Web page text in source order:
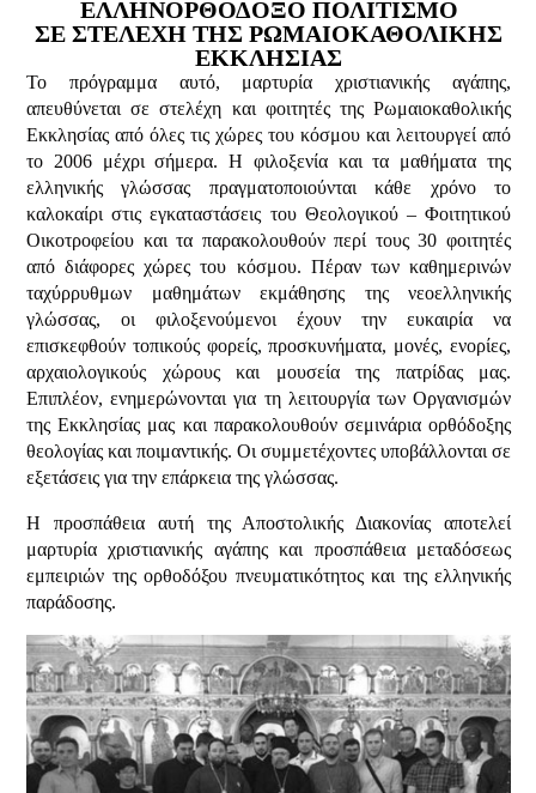
ΕΛΛΗΝΟΡΘΟΔΟΞΟ ΠΟΛΙΤΙΣΜΟ
ΣΕ ΣΤΕΛΕΧΗ ΤΗΣ ΡΩΜΑΙΟΚΑΘΟΛΙΚΗΣ
ΕΚΚΛΗΣΙΑΣ
Το πρόγραμμα αυτό, μαρτυρία χριστιανικής αγάπης,
απευθύνεται σε στελέχη και φοιτητές της Ρωμαιοκαθολικής
Εκκλησίας από όλες τις χώρες του κόσμου και λειτουργεί από
το 2006 μέχρι σήμερα. Η φιλοξενία και τα μαθήματα της
ελληνικής γλώσσας πραγματοποιούνται κάθε χρόνο το
καλοκαίρι στις εγκαταστάσεις του Θεολογικού – Φοιτητικού
Οικοτροφείου και τα παρακολουθούν περί τους 30 φοιτητές
από διάφορες χώρες του κόσμου. Πέραν των καθημερινών
ταχύρρυθμων μαθημάτων εκμάθησης της νεοελληνικής
γλώσσας, οι φιλοξενούμενοι έχουν την ευκαιρία να
επισκεφθούν τοπικούς φορείς, προσκυνήματα, μονές, ενορίες,
αρχαιολογικούς χώρους και μουσεία της πατρίδας μας.
Επιπλέον, ενημερώνονται για τη λειτουργία των Οργανισμών
της Εκκλησίας μας και παρακολουθούν σεμινάρια ορθόδοξης
θεολογίας και ποιμαντικής. Οι συμμετέχοντες υποβάλλονται σε
εξετάσεις για την επάρκεια της γλώσσας.
Η προσπάθεια αυτή της Αποστολικής Διακονίας αποτελεί
μαρτυρία χριστιανικής αγάπης και προσπάθεια μεταδόσεως
εμπειριών της ορθοδόξου πνευματικότητος και της ελληνικής
παράδοσης.